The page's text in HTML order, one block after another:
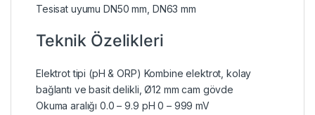
Tesisat uyumu DN50 mm, DN63 mm
Teknik Özelikleri
Elektrot tipi (pH & ORP) Kombine elektrot, kolay
bağlantı ve basit delikli, Ø12 mm cam gövde
Okuma aralığı 0.0 – 9.9 pH 0 – 999 mV